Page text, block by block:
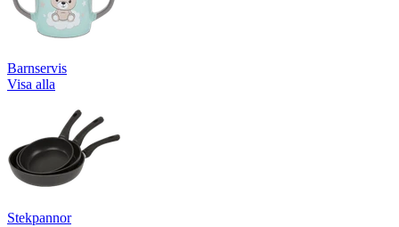
Barnservis
Visa alla
Stekpannor